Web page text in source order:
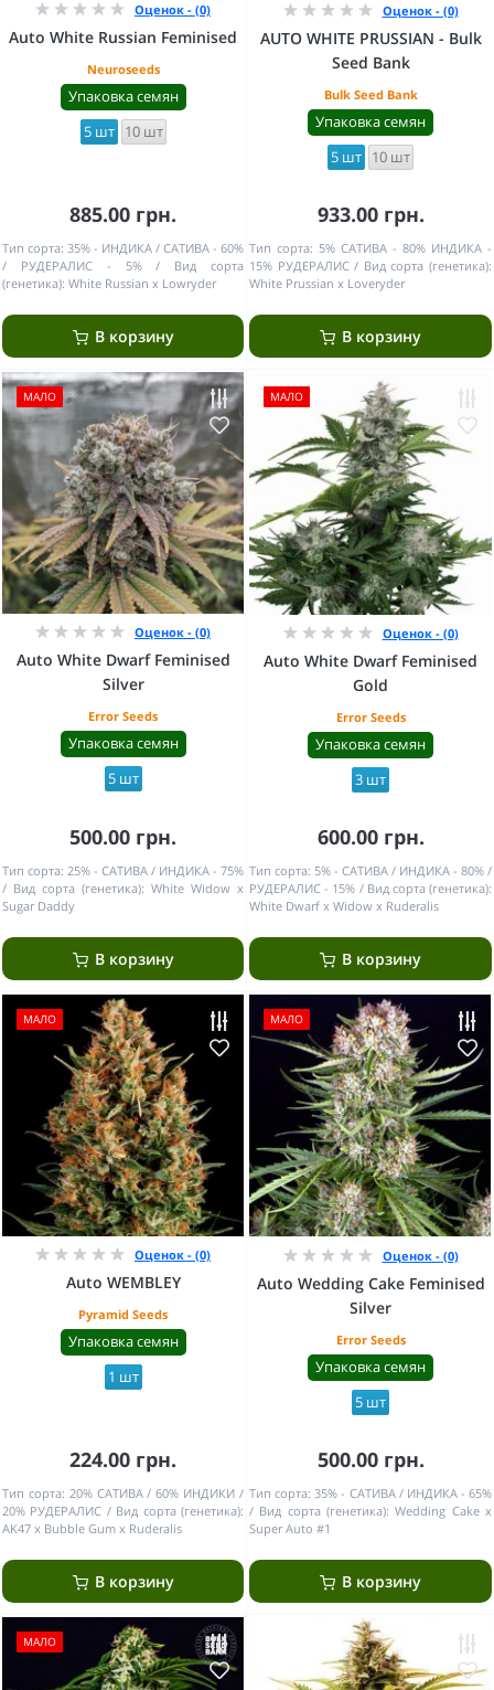
Оценок - (0)
Auto White Russian Feminised
Neuroseeds
Упаковка семян
5 шт 10 шт
885.00 грн.
Тип сорта: 35% - ИНДИКА / САТИВА - 60%
/ РУДЕРАЛИС - 5%
Вид сорта
(генетика): White Russian x Lowryder
В корзину
Оценок - (0)
AUTO WHITE PRUSSIAN - Bulk
Seed Bank
Bulk Seed Bank
Упаковка семян
5 шт 10 шт
933.00 грн.
Тип сорта: 5% САТИВА - 80% ИНДИКА -
15% РУДЕРАЛИС
Вид сорта (генетика):
White Prussian x Loveryder
В корзину
МАЛО
Оценок - (0)
Auto White Dwarf Feminised
Silver
Error Seeds
Упаковка семян
5 шт
500.00 грн.
Тип сорта: 25% - САТИВА / ИНДИКА - 75%
Вид сорта (генетика): White Widow x
Sugar Daddy
В корзину
МАЛО
Оценок - (0)
Auto White Dwarf Feminised
Gold
Error Seeds
Упаковка семян
3 шт
600.00 грн.
Тип сорта: 5% - САТИВА / ИНДИКА - 80% /
РУДЕРАЛИС - 15%
Вид сорта (генетика):
White Dwarf x Widow x Ruderalis
В корзину
МАЛО
Оценок - (0)
Auto WEMBLEY
Pyramid Seeds
Упаковка семян
1 шт
224.00 грн.
Тип сорта: 20% САТИВА / 60% ИНДИКИ /
20% РУДЕРАЛИС
Вид сорта (генетика):
AK47 x Bubble Gum x Ruderalis
В корзину
МАЛО
Оценок - (0)
Auto Wedding Cake Feminised
Silver
Error Seeds
Упаковка семян
5 шт
500.00 грн.
Тип сорта: 35% - САТИВА / ИНДИКА - 65%
Вид сорта (генетика): Wedding Cake x
Super Auto #1
В корзину
МАЛО